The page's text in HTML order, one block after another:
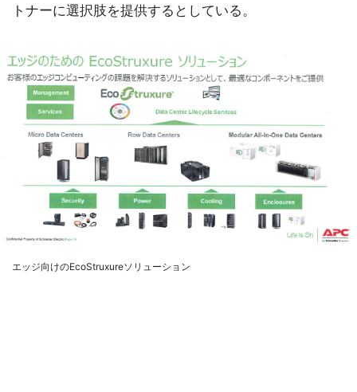
トナーに選択肢を提供するとしている。
エッジ向けのEcoStruxureソリューション